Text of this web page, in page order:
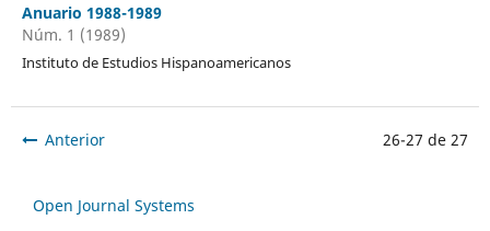
Anuario 1988-1989
Núm. 1 (1989)
Instituto de Estudios Hispanoamericanos
Anterior 26-27 de 27
Open Journal Systems